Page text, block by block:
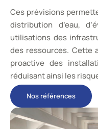
Ces prévisions
distribution d’eau,
utilisations des
des ressources. Cette
proactive des
réduisant ainsi les
Nos références